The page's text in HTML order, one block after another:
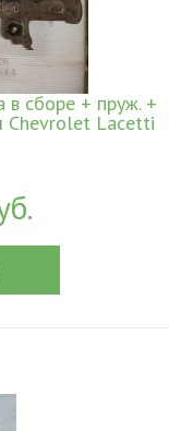
в сборе + пруж. +
Chevrolet Lacetti